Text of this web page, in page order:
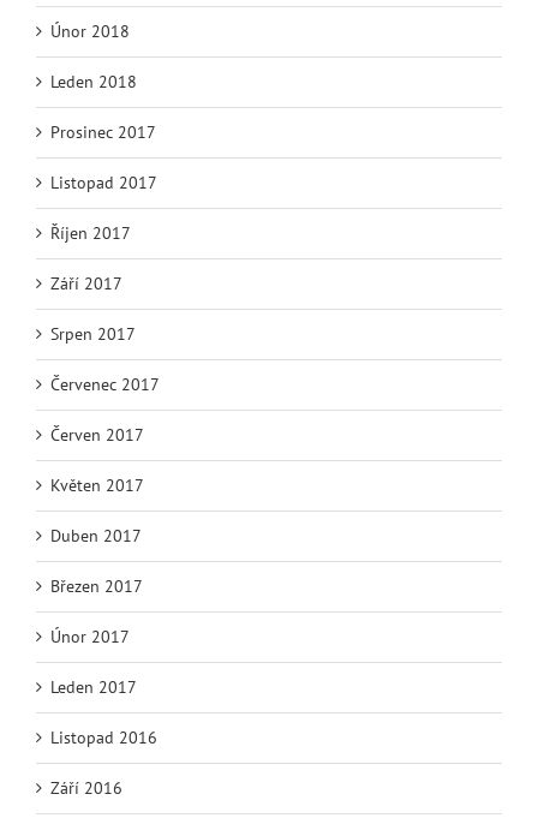
Únor 2018
Leden 2018
Prosinec 2017
Listopad 2017
Říjen 2017
Září 2017
Srpen 2017
Červenec 2017
Červen 2017
Květen 2017
Duben 2017
Březen 2017
Únor 2017
Leden 2017
Listopad 2016
Září 2016